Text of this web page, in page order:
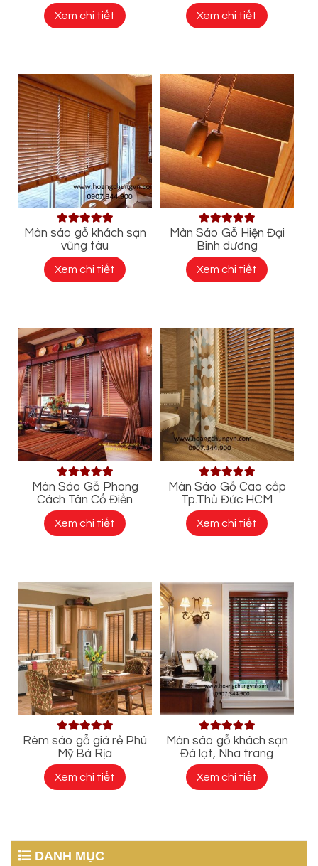
Xem chi tiết Xem chi tiết
Màn sáo gỗ khách sạn
vũng tàu
Xem chi tiết
Màn Sáo Gỗ Hiện Đại
Bình dương
Xem chi tiết
Màn Sáo Gỗ Phong
Cách Tân Cổ Điển
Xem chi tiết
Màn Sáo Gỗ Cao cấp
Tp.Thủ Đức HCM
Xem chi tiết
Rèm sáo gỗ giá rẻ Phú
Mỹ Bà Rịa
Xem chi tiết
Màn sáo gỗ khách sạn
Đà lạt, Nha trang
Xem chi tiết
DANH MỤC